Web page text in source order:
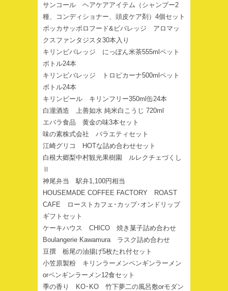
サンコール ヘアケアアイテム（シャンプー2
種、コンディショナー、頭皮ケア剤）4個セット
ポッカサッポロフード&ビバレッジ アロマッ
クスファンタジスタ30本入り
キリンビバレッジ にっぽん米茶555mlペット
ボトル24本
キリンビバレッジ トロピカーナ500mlペット
ボトル24本
キリンビール キリンフリー350ml缶24本
白瀧酒造 上善如水 純米白こうじ 720ml
エバラ食品 黄金の味3本セット
味の素株式会社 バラエティセット
江崎グリコ HOTな詰め合わせセット
白根大郷梨中村観光果樹園 ルレクチェづくし
Ⅱ
神尾弁当 駅弁1,100円相当
HOUSEMADE COFFEE FACTORY ROAST
CAFE ローストカフェ･カップ･オンドリップ
ギフトセット
ケーキハウス CHICO 焼き菓子詰め合わせ
Boulangerie Kawamura ラスク詰め合わせ
豆撰 栃尾の油揚げ5枚たれ付セット
小笠原製粉 キリンラーメンペンギンラーメン
orペンギンラーメン12食セット
季の香り KO･KO 竹下夢二の風呂敷orモダン